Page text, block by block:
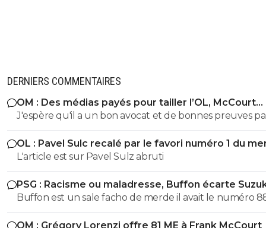
DERNIERS COMMENTAIRES
OM : Des médias payés pour tailler l’OL, McCourt
accusé
J'espère qu'il a un bon avocat et de bonnes preuves
qu'il va vite exploser en vol avec ses différentes
OL : Pavel Sulc recalé par le favori numéro 1 du
L'article est sur Pavel Sulz abruti
PSG : Racisme ou maladresse, Buffon écarte
Buffon est un sale facho de merde il avait le numéro
cetait pas un hasard...
OM : Grégory Lorenzi offre 81 ME à Frank McCourt